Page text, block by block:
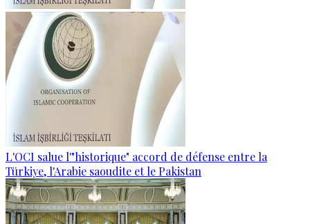
L'OCI salue l'"historique" accord de défense entre la
Türkiye, l'Arabie saoudite et le Pakistan